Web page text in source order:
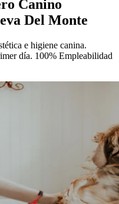
Canino
Del Monte
e higiene canina.
día. 100% Empleabilidad